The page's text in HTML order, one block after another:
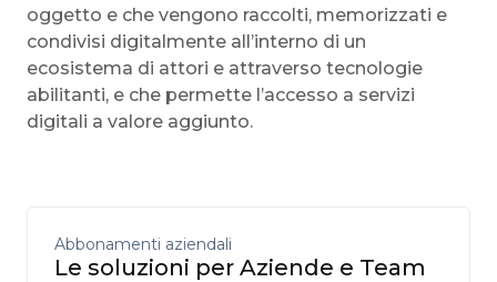
oggetto e che vengono raccolti, memorizzati e
condivisi digitalmente all’interno di un
ecosistema di attori e attraverso tecnologie
abilitanti, e che permette l’accesso a servizi
digitali a valore aggiunto.
Abbonamenti aziendali
Le soluzioni per Aziende e Team